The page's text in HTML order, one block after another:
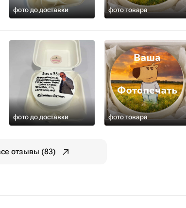
фото до доставки фото товара
фото до доставки фото товара
отзывы (83)